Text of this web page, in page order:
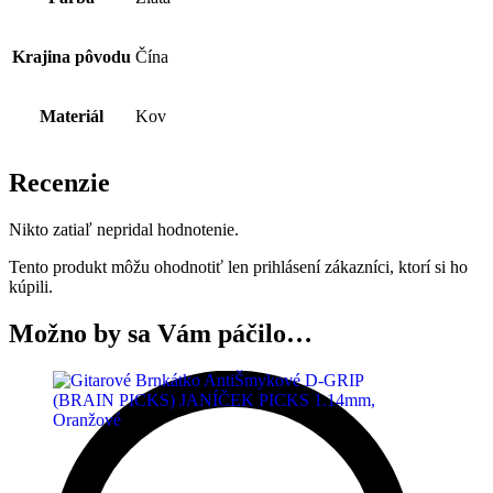
Krajina pôvodu Čína
Materiál Kov
Recenzie
Nikto zatiaľ nepridal hodnotenie.
Tento produkt môžu ohodnotiť len prihlásení zákazníci, ktorí si ho
kúpili.
Možno by sa Vám páčilo…